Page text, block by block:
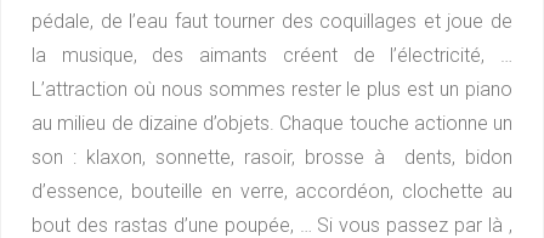
pédale, de l’eau faut tourner des coquillages et joue de
la musique, des aimants créent de l’électricité, …
L’attraction où nous sommes rester le plus est un piano
au milieu de dizaine d’objets. Chaque touche actionne un
son : klaxon, sonnette, rasoir, brosse à dents, bidon
d’essence, bouteille en verre, accordéon, clochette au
bout des rastas d’une poupée, … Si vous passez par là ,